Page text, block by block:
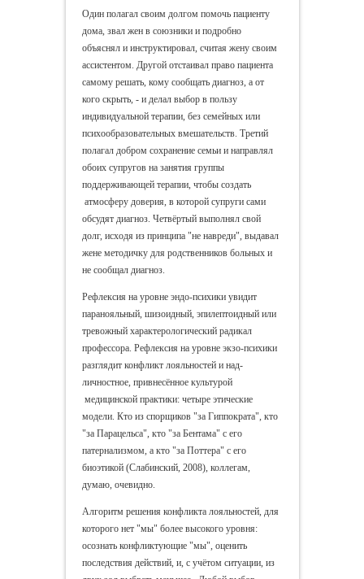
Один полагал своим долгом помочь пациенту
дома, звал жен в союзники и подробно
объяснял и инструктировал, считая жену своим
ассистентом. Другой отстаивал право пациента
самому решать, кому сообщать диагноз, а от
кого скрыть, - и делал выбор в пользу
индивидуальной терапии, без семейных или
психообразовательных вмешательств. Третий
полагал добром сохранение семьи и направлял
обоих супругов на занятия группы
поддерживающей терапии, чтобы создать
атмосферу доверия, в которой супруги сами
обсудят диагноз. Четвёртый выполнял свой
долг, исходя из принципа "не навреди", выдавал
жене методичку для родственников больных и
не сообщал диагноз.
Рефлексия на уровне эндо-психики увидит
паранояльный, шизоидный, эпилептоидный или
тревожный характерологический радикал
профессора. Рефлексия на уровне экзо-психики
разглядит конфликт лояльностей и над-
личностное, привнесённое культурой
медицинской практики: четыре этические
модели. Кто из спорщиков "за Гиппократа", кто
"за Парацельса", кто "за Бентама" с его
патернализмом, а кто "за Поттера" с его
биоэтикой (Слабинский, 2008), коллегам,
думаю, очевидно.
Алгоритм решения конфликта лояльностей, для
которого нет "мы" более высокого уровня:
осознать конфликтующие "мы", оценить
последствия действий, и, с учётом ситуации, из